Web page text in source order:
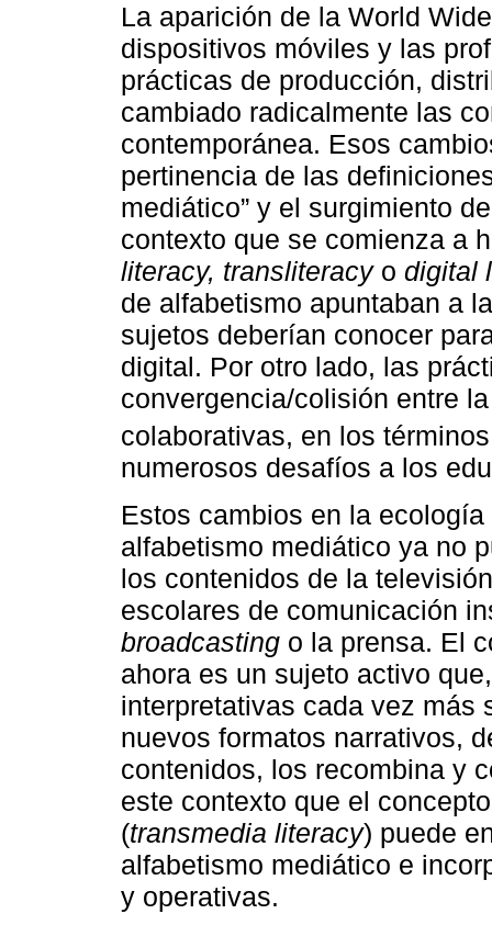
La aparición de la World
dispositivos móviles y las
prácticas de producción,
cambiado radicalmente las
contemporánea. Esos
pertinencia de las
mediático” y el surgimiento
contexto que se comienza a
literacy, transliteracyo digital
de alfabetismo apuntaban a
sujetos deberían conocer
digital. Por otro lado, las
convergencia/colisión entre
colaborativas, en los
numerosos desafíos a los
Estos cambios en la
alfabetismo mediático ya no
los contenidos de la
escolares de comunicación
broadcasting o la prensa. El
ahora es un sujeto activo
interpretativas cada vez más
nuevos formatos narrativos,
contenidos, los recombina y
este contexto que el
(transmedia literacy) puede
alfabetismo mediático e
y operativas.